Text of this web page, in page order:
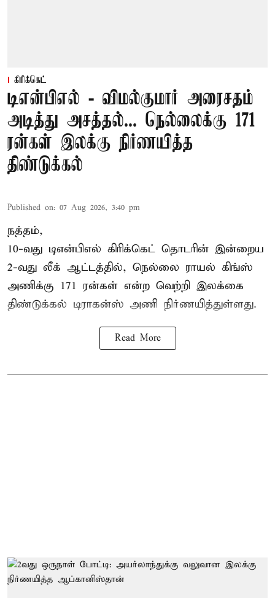
கிரிக்கெட்
டிஎன்பிஎல் - விமல்குமார் அரைசதம்
அடித்து அசத்தல்... நெல்லைக்கு 171
ரன்கள் இலக்கு நிர்ணயித்த
திண்டுக்கல்
Published on: 07 Aug 2026, 3:40 pm
நத்தம்,
10-வது டிஎன்பிஎல் கிரிக்கெட் தொடரின் இன்றைய
2-வது லீக் ஆட்டத்தில், நெல்லை ராயல் கிங்ஸ்
அணிக்கு 171 ரன்கள் என்ற வெற்றி இலக்கை
திண்டுக்கல் டிராகன்ஸ் அணி நிர்ணயித்துள்ளது.
Read More